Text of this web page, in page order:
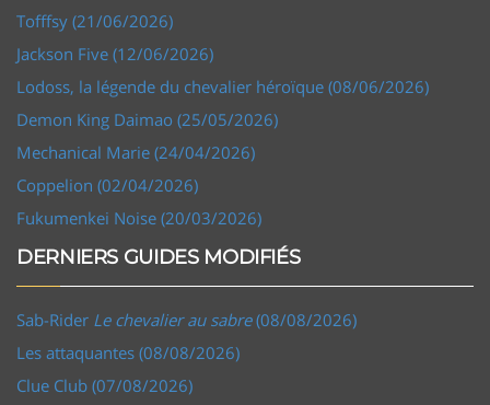
Tofffsy (21/06/2026)
Jackson Five (12/06/2026)
Lodoss, la légende du chevalier héroïque (08/06/2026)
Demon King Daimao (25/05/2026)
Mechanical Marie (24/04/2026)
Coppelion (02/04/2026)
Fukumenkei Noise (20/03/2026)
DERNIERS GUIDES MODIFIÉS
Sab-Rider Le chevalier au sabre(08/08/2026)
Les attaquantes (08/08/2026)
Clue Club (07/08/2026)